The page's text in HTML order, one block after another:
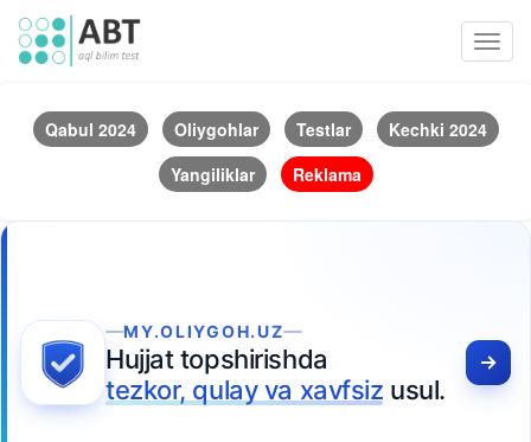
Qabul 2024 Oliygohlar Testlar
Kechki 2024
Yangiliklar
Reklama
MY.OLIYGOH.UZ
Hujjat topshirishda
tezkor, qulay va xavfsiz usul.